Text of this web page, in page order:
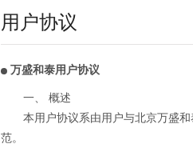
用户协议
万盛和泰用户协议
一、 概述
本用户协议系由用户与北京万盛
范。